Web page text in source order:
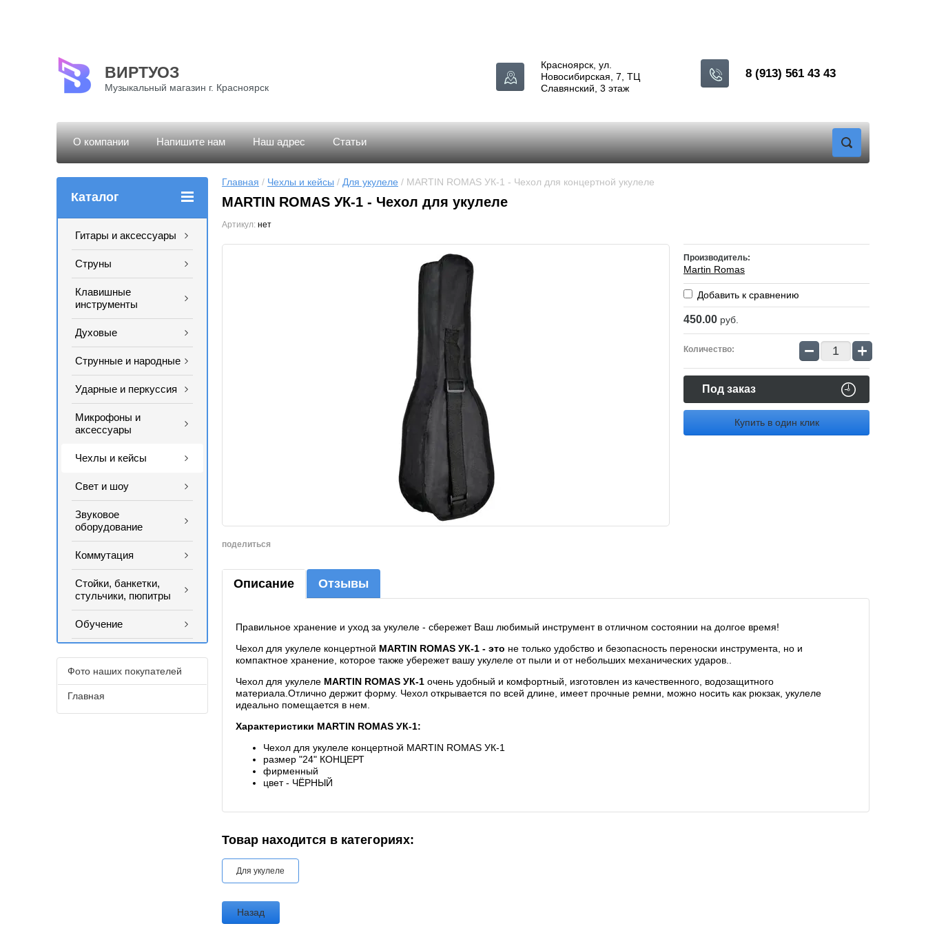
ВИРТУОЗ
Музыкальный магазин г. Красноярск
8 (913) 561 43 43
Красноярск, ул.
Новосибирская, 7, ТЦ
Славянский, 3 этаж
О компании Напишите нам Наш адрес Статьи
Главная / Чехлы и кейсы / Для укулеле / MARTIN ROMAS УК-1 - Чехол для концертной укулеле
MARTIN ROMAS УК-1 - Чехол для укулеле
Артикул: нет
поделиться
Производитель:
Martin Romas
Добавить к сравнению
450.00 руб.
Количество: − +
Под заказ
Купить в один клик
Описание Отзывы
Правильное хранение и уход за укулеле - сбережет Ваш любимый инструмент в отличном состоянии на долгое время!
Чехол для укулеле концертной MARTIN ROMAS УК-1 - это не только удобство и безопасность переноски инструмента, но и
компактное хранение, которое также убережет вашу укулеле от пыли и от небольших механических ударов..
Чехол для укулеле MARTIN ROMAS УК-1 очень удобный и комфортный, изготовлен из качественного, водозащитного
материала.Отлично держит форму. Чехол открывается по всей длине, имеет прочные ремни, можно носить как рюкзак, укулеле
идеально помещается в нем.
Характеристики MARTIN ROMAS УК-1:
Чехол для укулеле концертной MARTIN ROMAS УК-1
размер "24" КОНЦЕРТ
фирменный
цвет - ЧЁРНЫЙ
Товар находится в категориях:
Для укулеле
Назад
Каталог
Гитары и аксессуары
Струны
Клавишные
инструменты
Духовые
Струнные и народные
Ударные и перкуссия
Микрофоны и
аксессуары
Чехлы и кейсы
Свет и шоу
Звуковое
оборудование
Коммутация
Стойки, банкетки,
стульчики, пюпитры
Обучение
Фото наших покупателей
Главная